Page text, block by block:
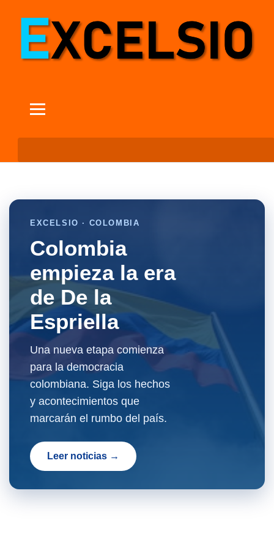
EXCELSIO · COLOMBIA
Colombia
empieza la era
de De la
Espriella
Una nueva etapa comienza
para la democracia
colombiana. Siga los hechos
y acontecimientos que
marcarán el rumbo del país.
Leer noticias →